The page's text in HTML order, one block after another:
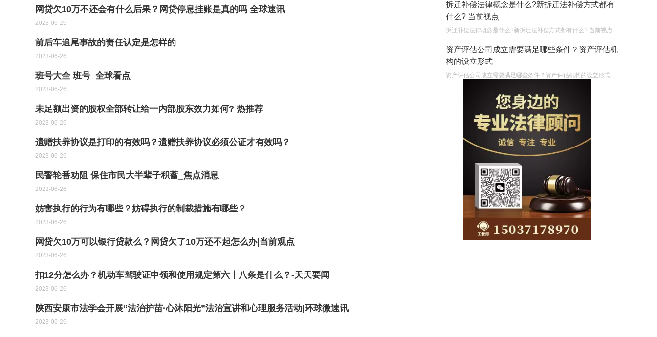
网贷欠10万不还会有什么后果？网贷停息挂账是真的吗 全球速讯
2023-06-26
前后车追尾事故的责任认定是怎样的
2023-06-26
班号大全 班号_全球看点
2023-06-26
未足额出资的股权全部转让给一内部股东效力如何? 热推荐
2023-06-26
遗赠扶养协议是打印的有效吗？遗赠扶养协议必须公证才有效吗？
2023-06-26
民警轮番劝阻 保住市民大半辈子积蓄_焦点消息
2023-06-26
妨害执行的行为有哪些？妨碍执行的制裁措施有哪些？
2023-06-26
网贷欠10万可以银行贷款么？网贷欠了10万还不起怎么办|当前观点
2023-06-26
扣12分怎么办？机动车驾驶证申领和使用规定第六十八条是什么？-天天要闻
2023-06-26
陕西安康市法学会开展“法治护苗·心沐阳光”法治宣讲和心理服务活动|环球微速讯
2023-06-26
拆迁补偿法律概念是什么?新拆迁法补偿方式都有
什么? 当前视点
拆迁补偿法律概念是什么?新拆迁法补偿方式都有什么? 当前视点
资产评估公司成立需要满足哪些条件？资产评估机
构的设立形式
资产评估公司成立需要满足哪些条件？资产评估机构的设立形式